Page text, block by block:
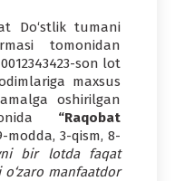
Do‘stlik tumani
tomonidan
son lot
maxsus
oshirilgan
“Raqobat
modda, 3-qism, 8-
bir lotda faqat
manfaatdor